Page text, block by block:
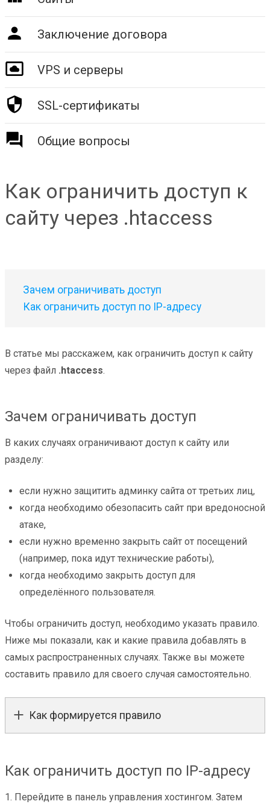
Заключение договора
VPS и серверы
SSL-сертификаты
Общие вопросы
Как ограничить доступ к
сайту через .htaccess
Зачем ограничивать доступ
Как ограничить доступ по IP-адресу
В статье мы расскажем, как ограничить доступ к сайту
через файл .htaccess.
Зачем ограничивать доступ
В каких случаях ограничивают доступ к сайту или
разделу:
если нужно защитить админку сайта от третьих лиц,
когда необходимо обезопасить сайт при вредоносной
атаке,
если нужно временно закрыть сайт от посещений
(например, пока идут технические работы),
когда необходимо закрыть доступ для
определённого пользователя.
Чтобы ограничить доступ, необходимо указать правило.
Ниже мы показали, как и какие правила добавлять в
самых распространенных случаях. Также вы можете
составить правило для своего случая самостоятельно.
Как формируется правило
Как ограничить доступ по IP-адресу
1. Перейдите в панель управления хостингом. Затем